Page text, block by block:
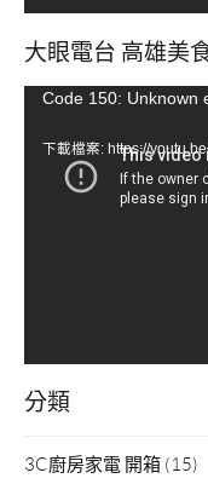
大眼電台 高雄美
視Code 150: Unknown
下載檔案: https://
分類
3C廚房家電 開箱 (15)